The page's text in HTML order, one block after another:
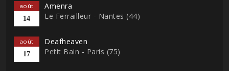
août
14
Amenra
Le Ferrailleur - Nantes (44)
août
17
Deafheaven
Petit Bain - Paris (75)